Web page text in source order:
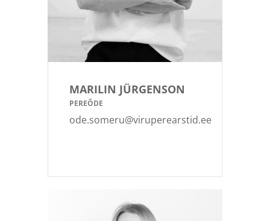
MARILIN JÜRGENSON
PEREÕDE
ode.someru@viruperearstid.ee